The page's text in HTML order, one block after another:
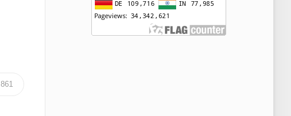
861